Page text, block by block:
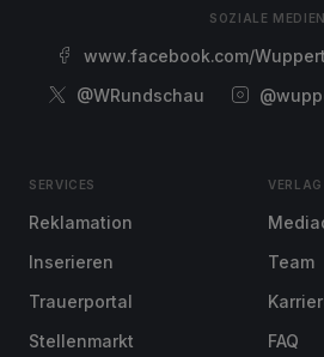
SOZIALE MEDIEN
www.facebook.com/
@WRundschau
SERVICES
Reklamation
Inserieren
Trauerportal
Stellenmarkt
VERLAG
Team
FAQ